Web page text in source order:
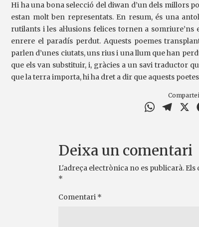
Hi ha una bona selecció del diwan d’un dels millors
estan molt ben representats. En resum, és una
rutilants i les al·lusions felices tornen a
enrere el paradís perdut. Aquests poemes
parlen d’unes ciutats, uns rius i una llum que han
que els van substituir, i, gràcies a un savi traductor
que la terra importa, hi ha dret a dir que aquests
WhatsApp
Deixa un comentari
L'adreça electrònica no es publicarà. Els
*
Comentari *